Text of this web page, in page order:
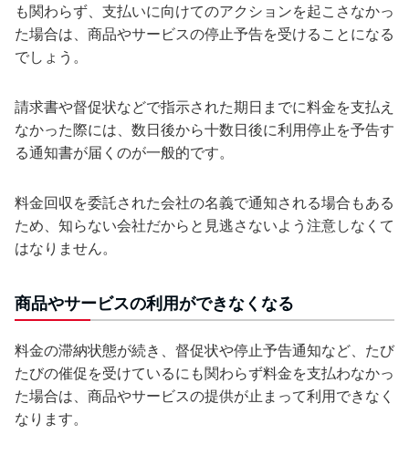
も関わらず、支払いに向けてのアクションを起こさなかっ
た場合は、商品やサービスの停止予告を受けることになる
でしょう。
請求書や督促状などで指示された期日までに料金を支払え
なかった際には、数日後から十数日後に利用停止を予告す
る通知書が届くのが一般的です。
料金回収を委託された会社の名義で通知される場合もある
ため、知らない会社だからと見逃さないよう注意しなくて
はなりません。
商品やサービスの利用ができなくなる
料金の滞納状態が続き、督促状や停止予告通知など、たび
たびの催促を受けているにも関わらず料金を支払わなかっ
た場合は、商品やサービスの提供が止まって利用できなく
なります。